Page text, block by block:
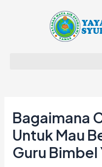
Bagaimana
Untuk Mau
Guru Bimbel